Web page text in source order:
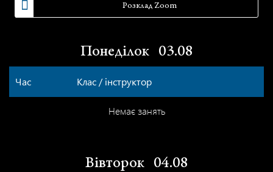
Розклад Zoom
Понеділок 03.08
Час Клас / інструктор
Немає занять
Вівторок 04.08